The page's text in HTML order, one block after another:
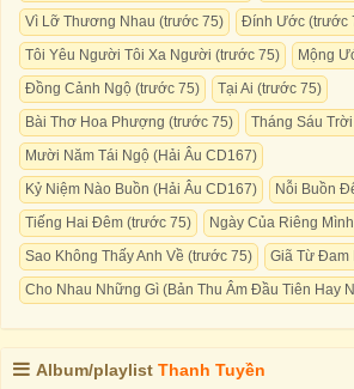
Vì Lỡ Thương Nhau (trước 75)
Đính Ước (trước
Tôi Yêu Người Tôi Xa Người (trước 75)
Mộng
Đồng Cảnh Ngộ (trước 75)
Tại Ai (trước 75)
Bài Thơ Hoa Phượng (trước 75)
Tháng Sáu
Mười Năm Tái Ngộ (Hải Âu CD167)
Kỷ Niệm Nào Buồn (Hải Âu CD167)
Nỗi Buồn
Tiếng Hai Đêm (trước 75)
Ngày Của Riêng
Sao Không Thấy Anh Về (trước 75)
Giã Từ Đam
Cho Nhau Những Gì (Bản Thu Âm Đầu Tiên Hay
Album/playlist Thanh Tuyền